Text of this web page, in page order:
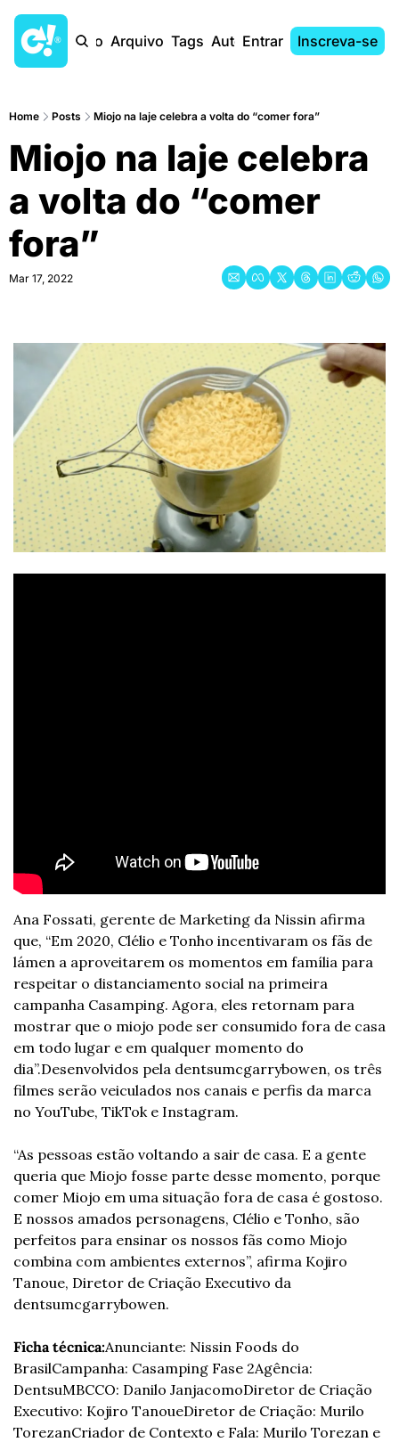
Início Arquivo Tags AutoresEntrar Inscreva-se
Home Posts Miojo na laje celebra a volta do “comer fora”
Miojo na laje celebra
a volta do “comer
fora”
Mar 17, 2022
Ana Fossati, gerente de Marketing da Nissin afirma
que, “Em 2020, Clélio e Tonho incentivaram os fãs de
lámen a aproveitarem os momentos em família para
respeitar o distanciamento social na primeira
campanha Casamping. Agora, eles retornam para
mostrar que o miojo pode ser consumido fora de casa
em todo lugar e em qualquer momento do
dia”.Desenvolvidos pela dentsumcgarrybowen, os três
filmes serão veiculados nos canais e perfis da marca
no YouTube, TikTok e Instagram.
“As pessoas estão voltando a sair de casa. E a gente
queria que Miojo fosse parte desse momento, porque
comer Miojo em uma situação fora de casa é gostoso.
E nossos amados personagens, Clélio e Tonho, são
perfeitos para ensinar os nossos fãs como Miojo
combina com ambientes externos”, afirma Kojiro
Tanoue, Diretor de Criação Executivo da
dentsumcgarrybowen.
Ficha técnica:Anunciante: Nissin Foods do
BrasilCampanha: Casamping Fase 2Agência:
DentsuMBCCO: Danilo JanjacomoDiretor de Criação
Executivo: Kojiro TanoueDiretor de Criação: Murilo
TorezanCriador de Contexto e Fala: Murilo Torezan e